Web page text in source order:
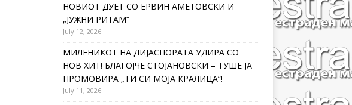
НОВИОТ ДУЕТ СО ЕРВИН АМЕТОВСКИ И
„ЈУЖНИ РИТАМ“
July 12, 2026
МИЛЕНИКОТ НА ДИЈАСПОРАТА УДИРА СО
НОВ ХИТ! БЛАГОЈЧЕ СТОЈАНОВСКИ – ТУШЕ ЈА
ПРОМОВИРА „ТИ СИ МОЈА КРАЛИЦА“!
July 11, 2026